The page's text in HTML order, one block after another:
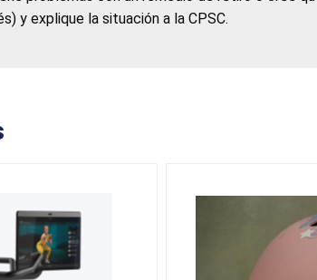
y explique la situación a la CPSC.